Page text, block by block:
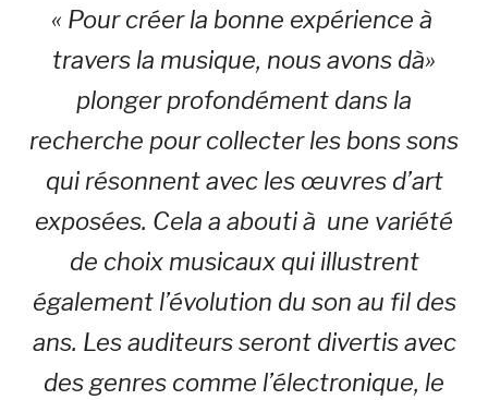
« Pour créer la bonne expérience à
travers la musique, nous avons dà»
plonger profondément dans la
recherche pour collecter les bons sons
qui résonnent avec les œuvres d’art
exposées. Cela a abouti à une variété
de choix musicaux qui illustrent
également l’évolution du son au fil des
ans. Les auditeurs seront divertis avec
des genres comme l’électronique, le